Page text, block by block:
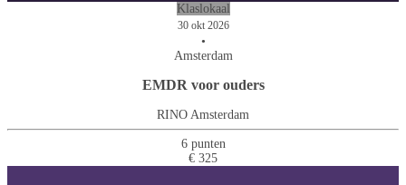
Klaslokaal
30 okt 2026
•
Amsterdam
EMDR voor ouders
RINO Amsterdam
6 punten
€ 325